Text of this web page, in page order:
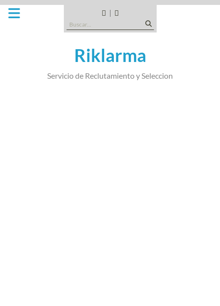
Saltar
CANDIDATOS
TIPO
EMPRESA
SOMOS
Buscar:
Riklarma
Servicio de Reclutamiento y Seleccion